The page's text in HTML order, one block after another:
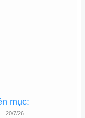
mục:
20/7/26